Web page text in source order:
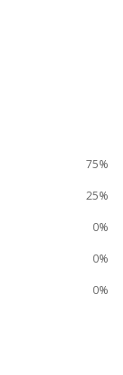
75%
25%
0%
0%
0%